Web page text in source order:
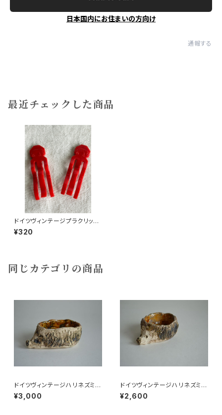
日本国内にお住まいの方向け
通報する
最近チェックした商品
ドイツヴィンテージプラクリップ
2個ゾウ4
¥320
同じカテゴリの商品
ドイツヴィンテージハリネズミの
小皿b
¥3,000
ドイツヴィンテージハリネズミの
小皿a
¥2,600